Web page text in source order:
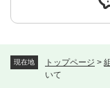
現在地 トップページ >
いて